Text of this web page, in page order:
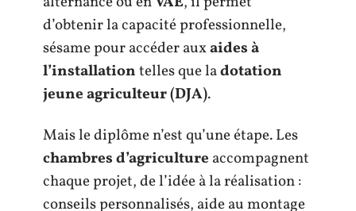
d’obtenir la capacité professionnelle,
sésame pour accéder auxaides à
l’installationtelles que ladotation
jeune agriculteur (DJA).
Mais le diplôme n’est qu’une étape. Les
chambres d’agriculture accompagnent
chaque projet, de l’idée à la réalisation :
conseils personnalisés, aide au montage